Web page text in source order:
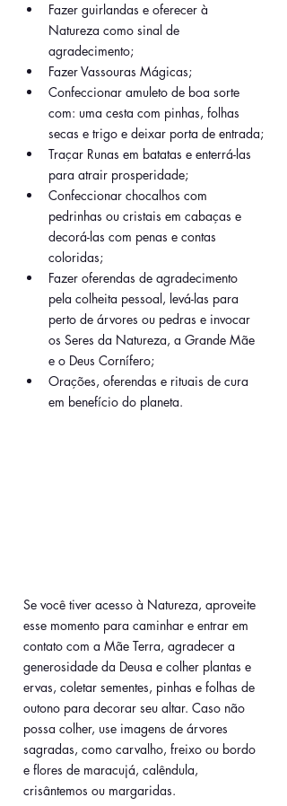
Fazer guirlandas e oferecer à
Natureza como sinal de
agradecimento;
Fazer Vassouras Mágicas;
Confeccionar amuleto de boa sorte
com: uma cesta com pinhas, folhas
secas e trigo e deixar porta de entrada;
Traçar Runas em batatas e enterrá-las
para atrair prosperidade;
Confeccionar chocalhos com
pedrinhas ou cristais em cabaças e
decorá-las com penas e contas
coloridas;
Fazer oferendas de agradecimento
pela colheita pessoal, levá-las para
perto de árvores ou pedras e invocar
os Seres da Natureza, a Grande Mãe
e o Deus Cornífero;
Orações, oferendas e rituais de cura
em benefício do planeta.
Se você tiver acesso à Natureza, aproveite
esse momento para caminhar e entrar em
contato com a Mãe Terra, agradecer a
generosidade da Deusa e colher plantas e
ervas, coletar sementes, pinhas e folhas de
outono para decorar seu altar. Caso não
possa colher, use imagens de árvores
sagradas, como carvalho, freixo ou bordo
e flores de maracujá, calêndula,
crisântemos ou margaridas.